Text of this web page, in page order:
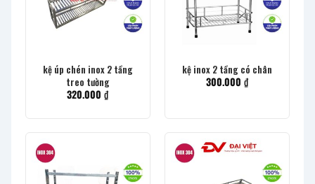
kệ úp chén inox 2 tầng
treo tường
320.000 ₫
kệ inox 2 tầng có chân
300.000 ₫